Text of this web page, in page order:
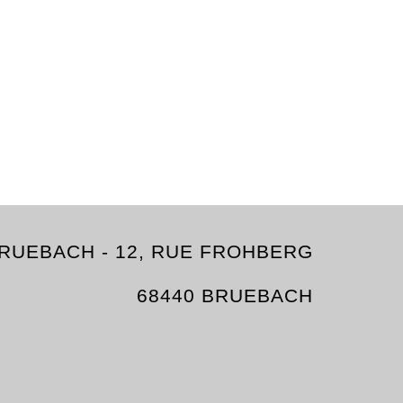
- 12, RUE FROHBERG
68440 BRUEBACH